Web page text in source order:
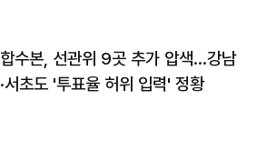
합수본, 선관위 9곳 추가 압색…강남
·서초도 '투표율 허위 입력' 정황